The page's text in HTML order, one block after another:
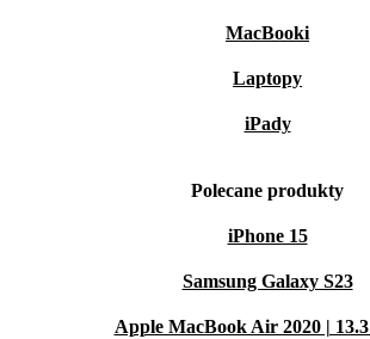
MacBooki
Laptopy
iPady
Polecane produkty
iPhone 15
Samsung Galaxy S23
Apple MacBook Air 2020 |